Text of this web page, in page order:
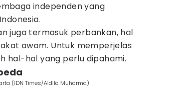
independen yang
juga termasuk perbankan, hal
awam. Untuk memperjelas
hal-hal yang perlu dipahami.
(IDN Times/Aldila Muharma)